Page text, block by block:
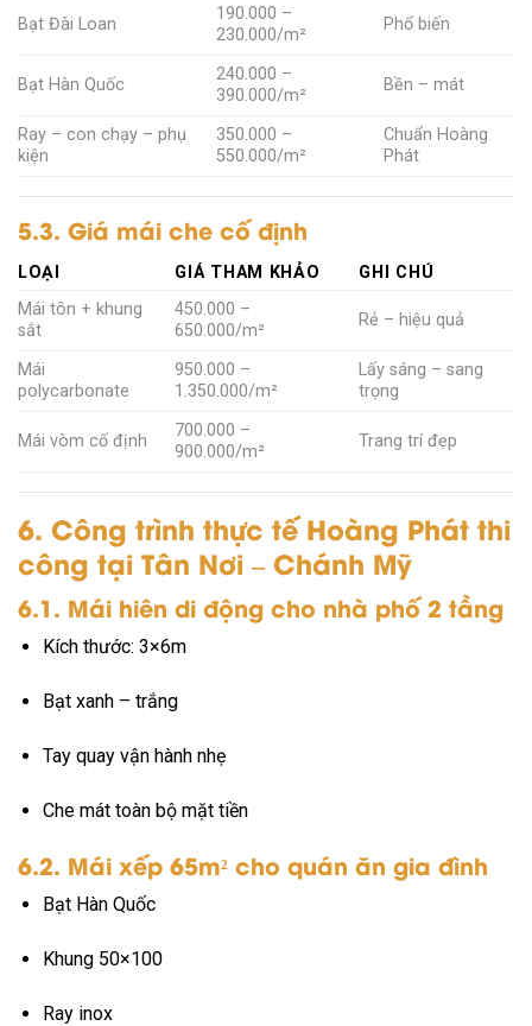
Bạt Đài Loan
190.000 –
230.000/m²
Phổ biến
Bạt Hàn Quốc
240.000 –
390.000/m²
Bền – mát
Ray – con chạy – phụ
kiện
350.000 –
550.000/m²
Chuẩn Hoàng
Phát
5.3. Giá mái che cố định
LOẠI GIÁ THAM KHẢO
GHI CHÚ
Mái tôn + khung
sắt
450.000 –
650.000/m²
Rẻ – hiệu quả
Mái
polycarbonate
950.000 –
1.350.000/m²
Lấy sáng – sang
trọng
Mái vòm cố định
700.000 –
900.000/m²
Trang trí đẹp
6. Công trình thực tế Hoàng Phát thi
công tại Tân Nơi – Chánh Mỹ
6.1. Mái hiên di động cho nhà phố 2 tầng
Kích thước: 3×6m
Bạt xanh – trắng
Tay quay vận hành nhẹ
Che mát toàn bộ mặt tiền
6.2. Mái xếp 65m² cho quán ăn gia đình
Bạt Hàn Quốc
Khung 50×100
Ray inox